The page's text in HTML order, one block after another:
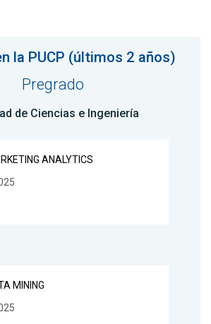
la PUCP (últimos 2 años)
Pregrado
de Ciencias e Ingeniería
ANALYTICS
MINING